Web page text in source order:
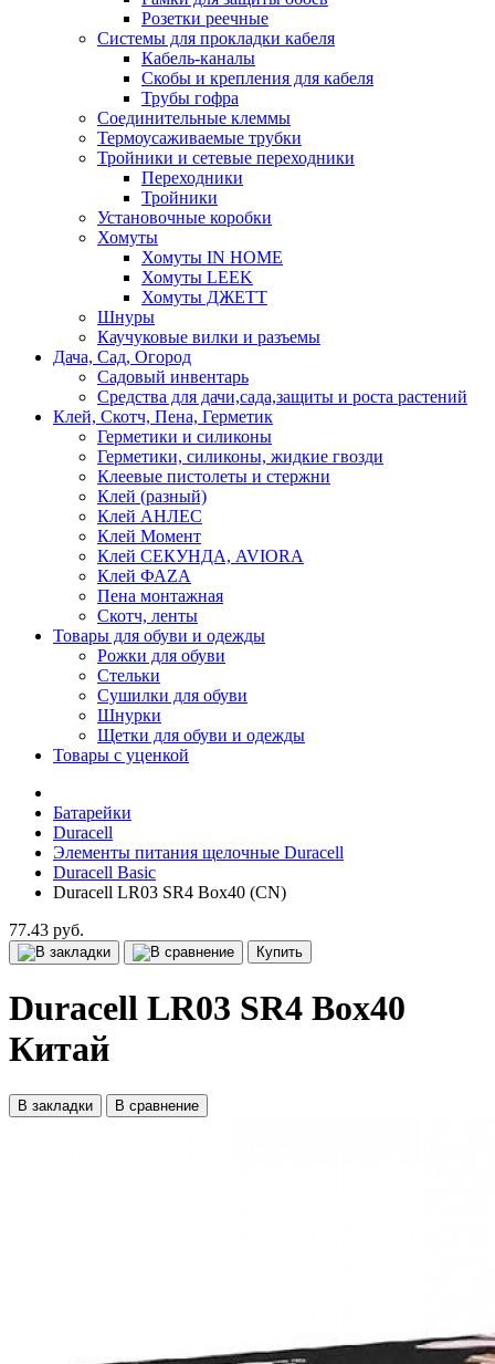
Розетки реечные
Системы для прокладки кабеля
Кабель-каналы
Скобы и крепления для кабеля
Трубы гофра
Соединительные клеммы
Термоусаживаемые трубки
Тройники и сетевые переходники
Переходники
Тройники
Установочные коробки
Хомуты
Хомуты IN HOME
Хомуты LEEK
Хомуты ДЖЕТТ
Шнуры
Каучуковые вилки и разъемы
Дача, Сад, Огород
Садовый инвентарь
Средства для дачи,сада,защиты и роста растений
Клей, Скотч, Пена, Герметик
Герметики и силиконы
Герметики, силиконы, жидкие гвозди
Клеевые пистолеты и стержни
Клей (разный)
Клей АНЛЕС
Клей Момент
Клей СЕКУНДА, AVIORA
Клей ФАZА
Пена монтажная
Скотч, ленты
Товары для обуви и одежды
Рожки для обуви
Стельки
Сушилки для обуви
Шнурки
Щетки для обуви и одежды
Товары с уценкой
Батарейки
Duracell
Элементы питания щелочные Duracell
Duracell Basic
Duracell LR03 SR4 Box40 (CN)
77.43 руб.
Купить
Duracell LR03 SR4 Box40
Китай
В закладки В сравнение